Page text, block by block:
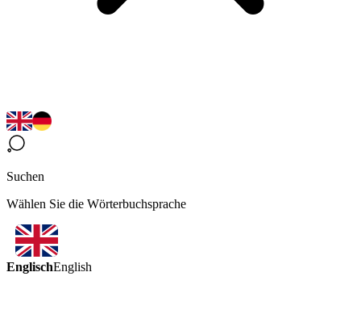
Suchen
Wählen Sie die Wörterbuchsprache
EnglischEnglish